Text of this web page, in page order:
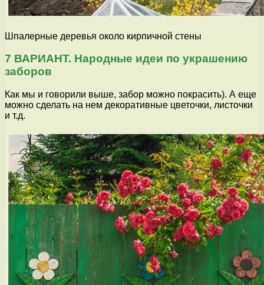
Шпалерные деревья около кирпичной стены
7 ВАРИАНТ. Народные идеи по украшению
заборов
Как мы и говорили выше, забор можно покрасить). А еще
можно сделать на нем декоративные цветочки, листочки
и т.д.